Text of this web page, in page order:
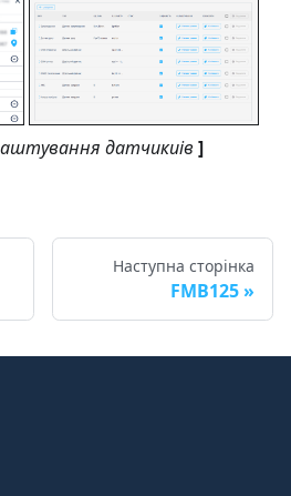
датчикиів ]
Наступна сторінка
FMB125